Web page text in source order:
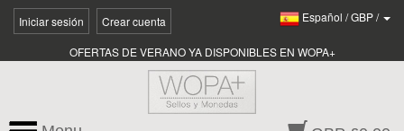
Iniciar sesión Crear cuenta Español /GBP/
OFERTAS DE VERANO YA DISPONIBLES EN WOPA+